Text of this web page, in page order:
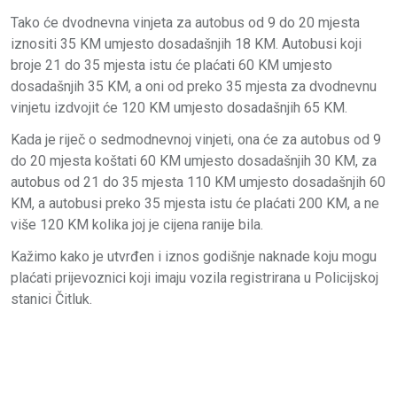
Tako će dvodnevna vinjeta za autobus od 9 do 20 mjesta
iznositi 35 KM umjesto dosadašnjih 18 KM. Autobusi koji
broje 21 do 35 mjesta istu će plaćati 60 KM umjesto
dosadašnjih 35 KM, a oni od preko 35 mjesta za dvodnevnu
vinjetu izdvojit će 120 KM umjesto dosadašnjih 65 KM.
Kada je riječ o sedmodnevnoj vinjeti, ona će za autobus od 9
do 20 mjesta koštati 60 KM umjesto dosadašnjih 30 KM, za
autobus od 21 do 35 mjesta 110 KM umjesto dosadašnjih 60
KM, a autobusi preko 35 mjesta istu će plaćati 200 KM, a ne
više 120 KM kolika joj je cijena ranije bila.
Kažimo kako je utvrđen i iznos godišnje naknade koju mogu
plaćati prijevoznici koji imaju vozila registrirana u Policijskoj
stanici Čitluk.